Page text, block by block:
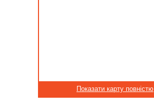
Показати карту повністю